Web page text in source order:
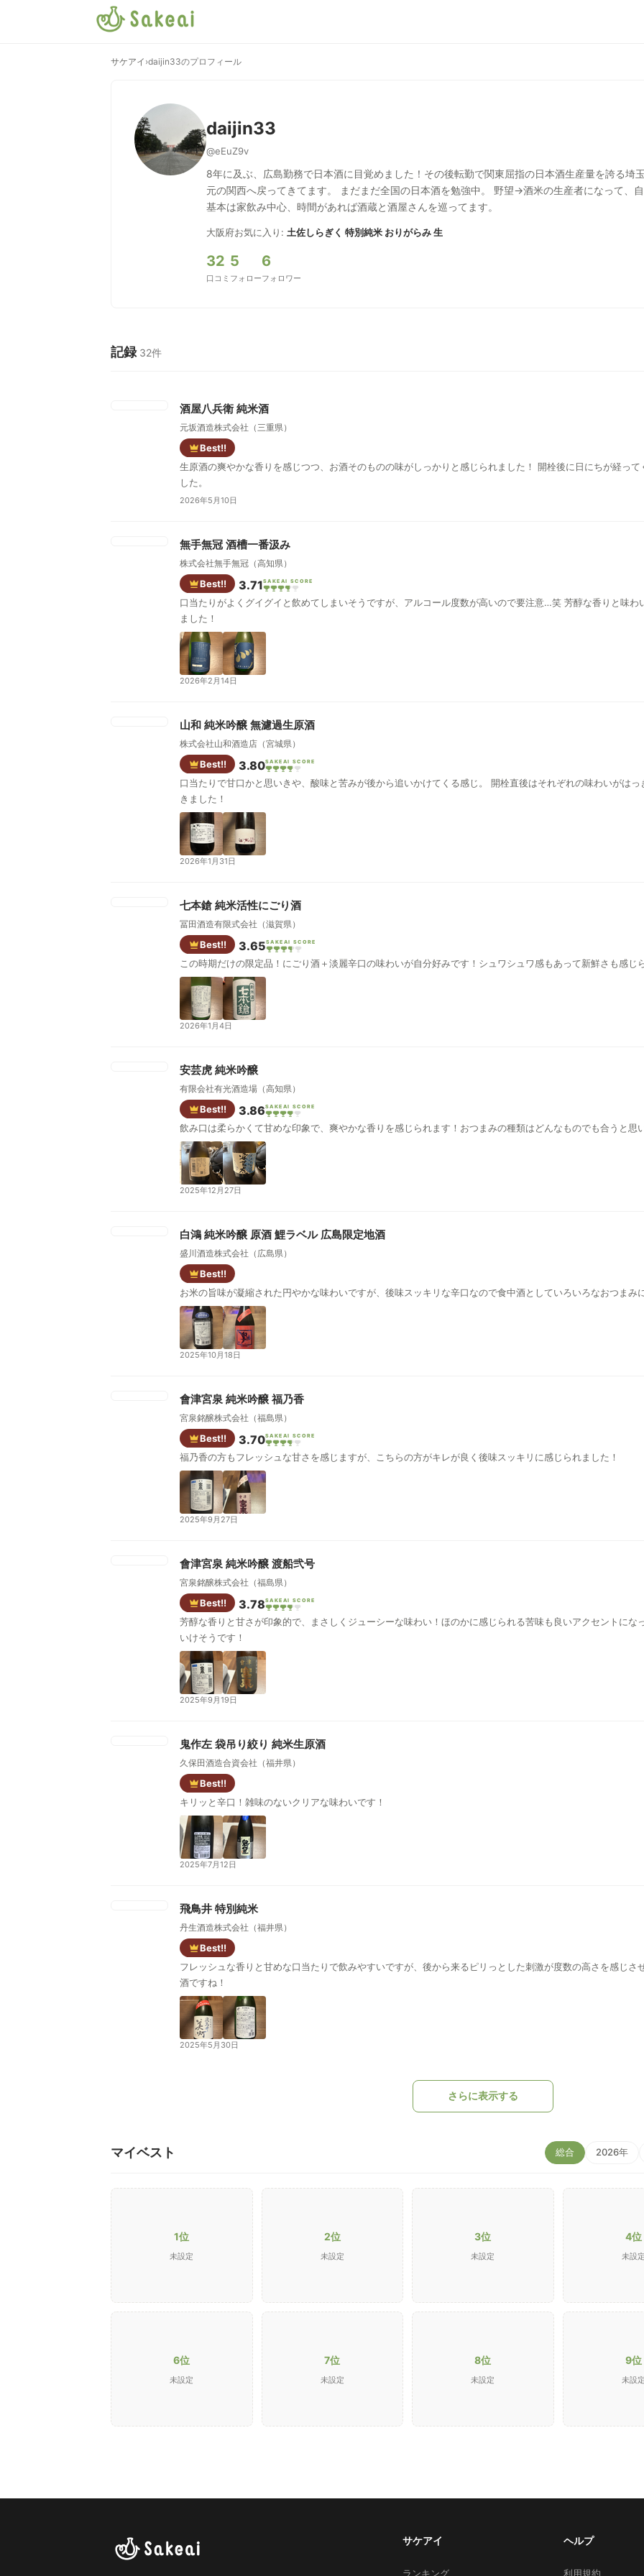
サケアイ ›daijin33のプロフィール
daijin33
@eEuZ9v
8年に及ぶ、広島勤務で日本酒に目覚めました！その後転勤で関東屈指の日本酒生産量を誇る埼
元の関西へ戻ってきてます。 まだまだ全国の日本酒を勉強中。 野望→酒米の生産者になって、
基本は家飲み中心、時間があれば酒蔵と酒屋さんを巡ってます。
大阪府お気に入り: 土佐しらぎく 特別純米 おりがらみ 生
32
口コミ
5
フォロー
6
フォロワー
記録 32件
酒屋八兵衛 純米酒
元坂酒造株式会社（三重県）
Best!!
生原酒の爽やかな香りを感じつつ、お酒そのものの味がしっかりと感じられました！ 開栓後に日にちが経っ
した。
2026年5月10日
無手無冠 酒槽一番汲み
株式会社無手無冠（高知県）
Best!! 3.71SAKEAI SCORE
口当たりがよくグイグイと飲めてしまいそうですが、アルコール度数が高いので要注意…笑 芳醇な香りと味
ました！
2026年2月14日
山和 純米吟醸 無濾過生原酒
株式会社山和酒造店（宮城県）
Best!! 3.80SAKEAI SCORE
口当たりで甘口かと思いきや、酸味と苦みが後から追いかけてくる感じ。 開栓直後はそれぞれの味わいがは
きました！
2026年1月31日
七本鎗 純米活性にごり酒
冨田酒造有限式会社（滋賀県）
Best!! 3.65SAKEAI SCORE
この時期だけの限定品！にごり酒＋淡麗辛口の味わいが自分好みです！シュワシュワ感もあって新鮮さも感じ
2026年1月4日
安芸虎 純米吟醸
有限会社有光酒造場（高知県）
Best!! 3.86SAKEAI SCORE
飲み口は柔らかくて甘めな印象で、爽やかな香りを感じられます！おつまみの種類はどんなものでも合うと思
2025年12月27日
白鴻 純米吟醸 原酒 鯉ラベル 広島限定地酒
盛川酒造株式会社（広島県）
Best!!
お米の旨味が凝縮された円やかな味わいですが、後味スッキリな辛口なので食中酒としていろいろなおつま
2025年10月18日
會津宮泉 純米吟醸 福乃香
宮泉銘醸株式会社（福島県）
Best!! 3.70SAKEAI SCORE
福乃香の方もフレッシュな甘さを感じますが、こちらの方がキレが良く後味スッキリに感じられました！
2025年9月27日
會津宮泉 純米吟醸 渡船弐号
宮泉銘醸株式会社（福島県）
Best!! 3.78SAKEAI SCORE
芳醇な香りと甘さが印象的で、まさしくジューシーな味わい！ほのかに感じられる苦味も良いアクセントに
いけそうです！
2025年9月19日
鬼作左 袋吊り絞り 純米生原酒
久保田酒造合資会社（福井県）
Best!!
キリッと辛口！雑味のないクリアな味わいです！
2025年7月12日
飛鳥井 特別純米
丹生酒造株式会社（福井県）
Best!!
フレッシュな香りと甘めな口当たりで飲みやすいですが、後から来るピリっとした刺激が度数の高さを感じ
酒ですね！
2025年5月30日
さらに表示する
マイベスト 総合 2026年
1位
未設定
2位
未設定
3位
未設定
4位
未設
6位
未設定
7位
未設定
8位
未設定
9位
未設
サケアイ
ランキング
ヘルプ
利用規約